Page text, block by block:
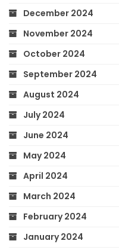
December 2024
November 2024
October 2024
September 2024
August 2024
July 2024
June 2024
May 2024
April 2024
March 2024
February 2024
January 2024